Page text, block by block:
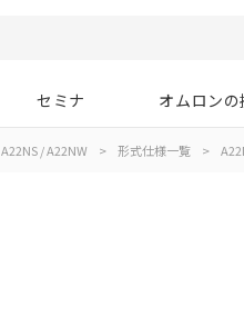
セミナ オムロン
A22NS / A22NW > 形式仕様一覧 >